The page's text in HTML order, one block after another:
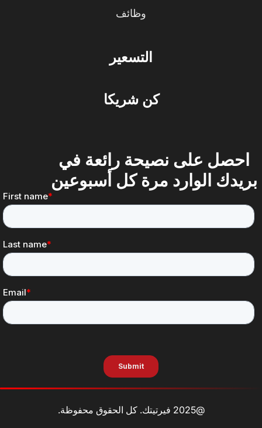
وظائف
التسعير
كن شريكا
احصل على نصيحة رائعة في
الوارد مرة كل أسبوعين